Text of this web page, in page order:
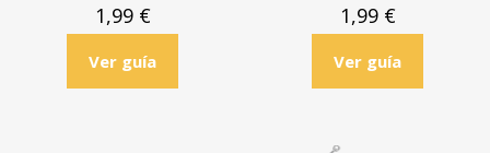
1,99 €
Ver guía
1,99 €
Ver guía